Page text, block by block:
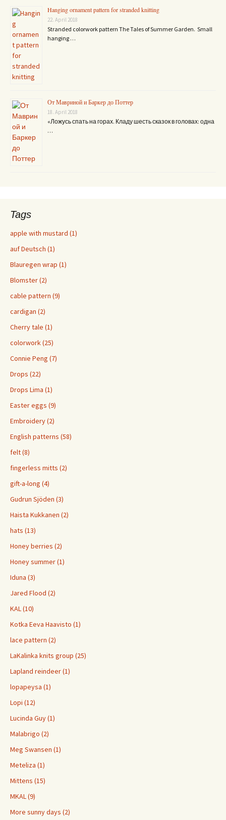
Hanging ornament pattern for stranded knitting
22. April 2018
Stranded colorwork pattern The Tales of Summer Garden. Small
hanging …
От Мавриной и Баркер до Поттер
18. April 2018
«Ложусь спать на горах. Кладу шесть сказок в головах: одна
…
Tags
apple with mustard (1)
auf Deutsch (1)
Blauregen wrap (1)
Blomster (2)
cable pattern (9)
cardigan (2)
Cherry tale (1)
colorwork (25)
Connie Peng (7)
Drops (22)
Drops Lima (1)
Easter eggs (9)
Embroidery (2)
English patterns (58)
felt (8)
fingerless mitts (2)
gift-a-long (4)
Gudrun Sjöden (3)
Haista Kukkanen (2)
hats (13)
Honey berries (2)
Honey summer (1)
Iduna (3)
Jared Flood (2)
KAL (10)
Kotka Eeva Haavisto (1)
lace pattern (2)
LaKalinka knits group (25)
Lapland reindeer (1)
lopapeysa (1)
Lopi (12)
Lucinda Guy (1)
Malabrigo (2)
Meg Swansen (1)
Meteliza (1)
Mittens (15)
MKAL (9)
More sunny days (2)